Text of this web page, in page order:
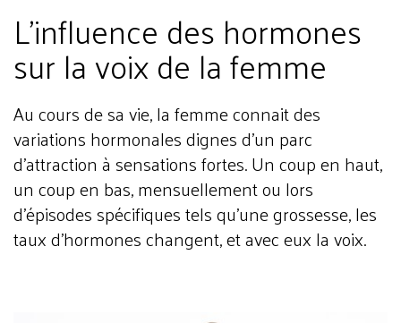
L'influence des hormones
sur la voix de la femme
Au cours de sa vie, la femme connait des
variations hormonales dignes d'un parc
d'attraction à sensations fortes. Un coup en haut,
un coup en bas, mensuellement ou lors
d'épisodes spécifiques tels qu'une grossesse, les
taux d'hormones changent, et avec eux la voix.